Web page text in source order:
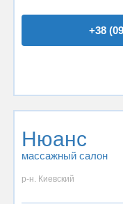
+38
Нюанс
массажный салон
р-н. Киевский